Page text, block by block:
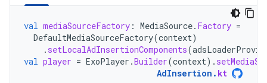
val mediaSourceFactory : MediaSource. Factory =
DefaultMediaSourceFactory(context)
. setLocalAdInsertionComponents(
val player = ExoPlayer .Builder(context).
AdInsertion . kt